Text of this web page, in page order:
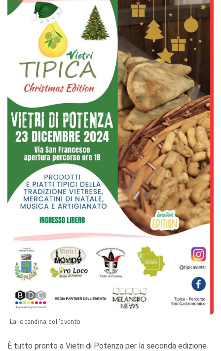
La locandina dell'evento
È tutto pronto a Vietri di Potenza per la seconda edizione